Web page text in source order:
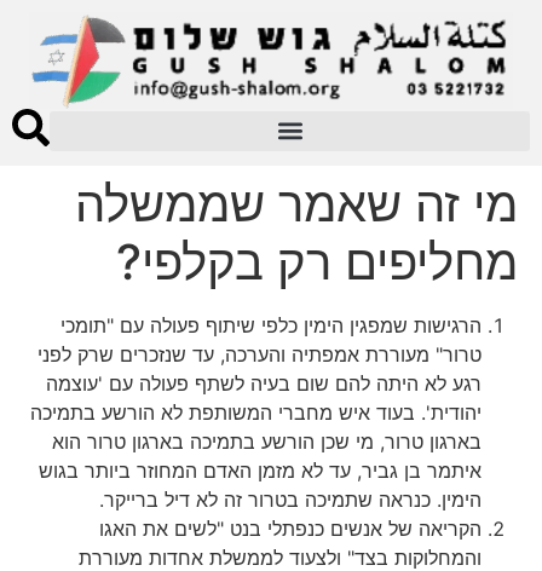
מי זה שאמר שממשלה
מחליפים רק בקלפי?
הרגישות שמפגין הימין כלפי שיתוף פעולה עם "תומכי
טרור" מעוררת אמפתיה והערכה, עד שנזכרים שרק לפני
רגע לא היתה להם שום בעיה לשתף פעולה עם 'עוצמה
יהודית'. בעוד איש מחברי המשותפת לא הורשע בתמיכה
בארגון טרור, מי שכן הורשע בתמיכה בארגון טרור הוא
איתמר בן גביר, עד לא מזמן האדם המחוזר ביותר בגוש
הימין. כנראה שתמיכה בטרור זה לא דיל ברייקר.
הקריאה של אנשים כנפתלי בנט "לשים את האגו
והמחלוקות בצד" ולצעוד לממשלת אחדות מעוררת